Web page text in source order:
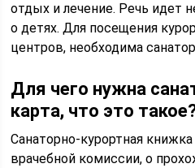
отдых и лечение. Речь идет
о детях. Для посещения
центров, необходима
Для чего нужна
карта, что это
Санаторно-курортная
врачебной комиссии, о